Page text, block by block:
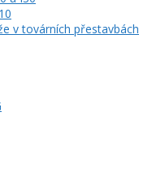
v továrních přestavbách